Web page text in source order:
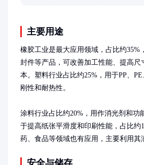
主要用途
橡胶工业是最大应用领域，占比约35%
封件等产品，可改善加工性能、提高尺
本。塑料行业占比约25%，用于PP、
刚性和耐热性。
涂料行业占比约20%，用作消光剂和功
于提高纸张平滑度和印刷性能，占比约
药、食品等领域也有应用，主要利用其
安全与储存